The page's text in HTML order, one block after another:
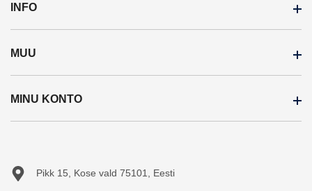
INFO
Inspiratsioon
Meist
Ostujuhend
MUU
Soodustooted
Uued tooted
MINU KONTO
Tellimuste ajalugu
Pikk 15, Kose vald 75101, Eesti